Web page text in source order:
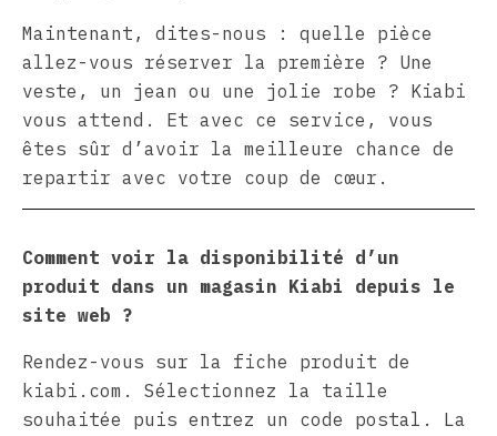
Maintenant, dites-nous : quelle pièce
allez-vous réserver la première ? Une
veste, un jean ou une jolie robe ? Kiabi
vous attend. Et avec ce service, vous
êtes sûr d’avoir la meilleure chance de
repartir avec votre coup de cœur.
Comment voir la disponibilité d’un
produit dans un magasin Kiabi depuis le
site web ?
Rendez-vous sur la fiche produit de
kiabi.com. Sélectionnez la taille
souhaitée puis entrez un code postal. La